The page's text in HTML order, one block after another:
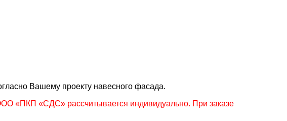
Вашему проекту навесного фасада.
«ПКП «СДС» рассчитывается индивидуально. При заказе